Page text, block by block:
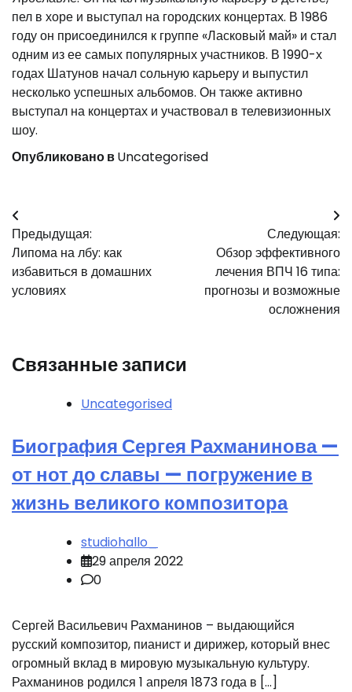
пел в хоре и выступал на городских концертах. В 1986
году он присоединился к группе «Ласковый май» и стал
одним из ее самых популярных участников. В 1990-х
годах Шатунов начал сольную карьеру и выпустил
несколько успешных альбомов. Он также активно
выступал на концертах и участвовал в телевизионных
шоу.
Опубликовано вUncategorised
Навигация
по
записям
Предыдущая:
Липома на лбу: как
избавиться в домашних
условиях
Следующая:
Обзор эффективного
лечения ВПЧ 16 типа:
прогнозы и возможные
осложнения
Связанные записи
Uncategorised
Биография Сергея Рахманинова —
от нот до славы — погружение в
жизнь великого композитора
studiohallo_
29 апреля 2022
0
Сергей Васильевич Рахманинов – выдающийся
русский композитор, пианист и дирижер, который внес
огромный вклад в мировую музыкальную культуру.
Рахманинов родился 1 апреля 1873 года в […]